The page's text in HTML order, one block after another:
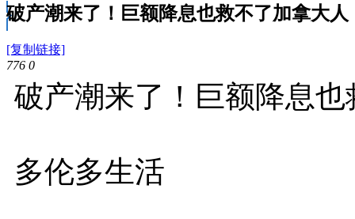
破产潮来了！巨额降息也救不了加拿大人
[复制链接]
776 0
破产潮来了！巨额降息
多伦多生活